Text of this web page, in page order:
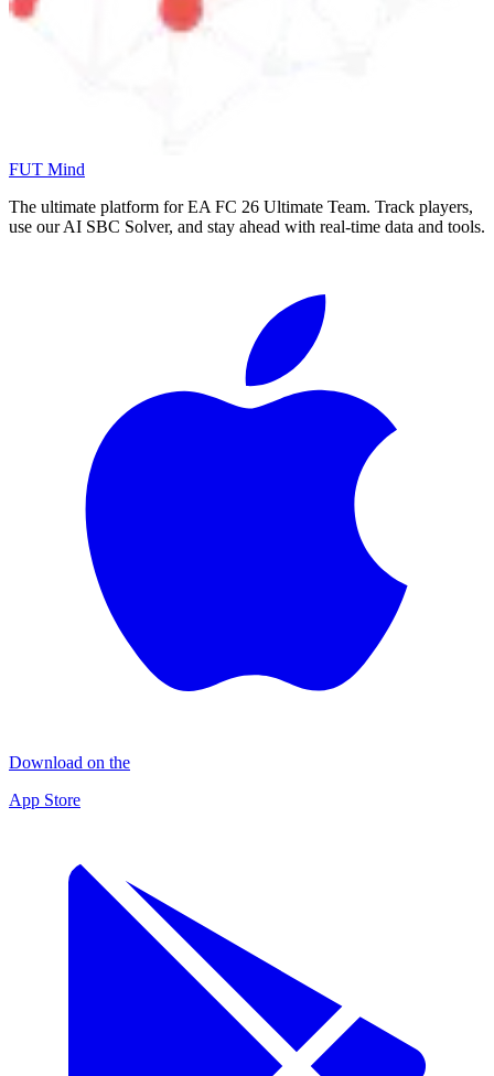
FUT Mind
The ultimate platform for EA FC 26 Ultimate Team. Track players,
use our AI SBC Solver, and stay ahead with real-time data and tools.
Download on the
App Store